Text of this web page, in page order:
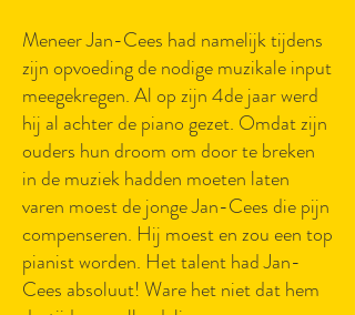
Meneer Jan-Cees had namelijk tijdens
zijn opvoeding de nodige muzikale input
meegekregen. Al op zijn 4de jaar werd
hij al achter de piano gezet. Omdat zijn
ouders hun droom om door te breken
in de muziek hadden moeten laten
varen moest de jonge Jan-Cees die pijn
compenseren. Hij moest en zou een top
pianist worden. Het talent had Jan-
Cees absoluut! Ware het niet dat hem